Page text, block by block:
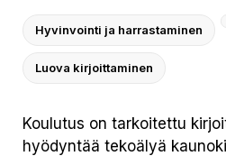
Hyvinvointi ja harrastaminen
Luova kirjoittaminen
Koulutus on tarkoitettu
hyödyntää tekoälyä